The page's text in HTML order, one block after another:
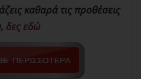
καθαρά τις προθέσεις
δες εδώ